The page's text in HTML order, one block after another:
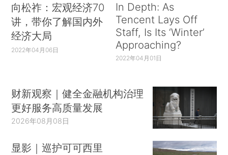
向松祚：宏观经济70
讲，带你了解国内外
经济大局
2022年04月06日
In Depth: As
Tencent Lays Off
Staff, Is Its ‘Winter’
Approaching?
2022年04月01日
财新观察｜健全金融机构治理
更好服务高质量发展
2026年08月08日
显影｜巡护可可西里